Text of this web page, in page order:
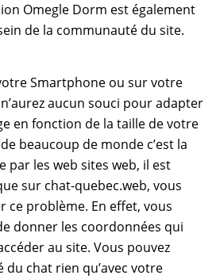
Omegle Dorm est également
de la communauté du site.
Smartphone ou sur votre
aucun souci pour adapter
en fonction de la taille de votre
beaucoup de monde c’est la
les web sites web, il est
sur chat-quebec.web, vous
ce problème. En effet, vous
donner les coordonnées qui
au site. Vous pouvez
du chat rien qu’avec votre